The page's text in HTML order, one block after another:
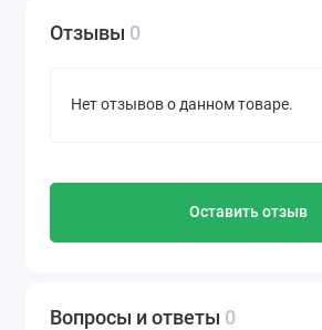
Отзывы 0
Нет отзывов о данном товаре.
Оставить отзыв
Вопросы и ответы 0